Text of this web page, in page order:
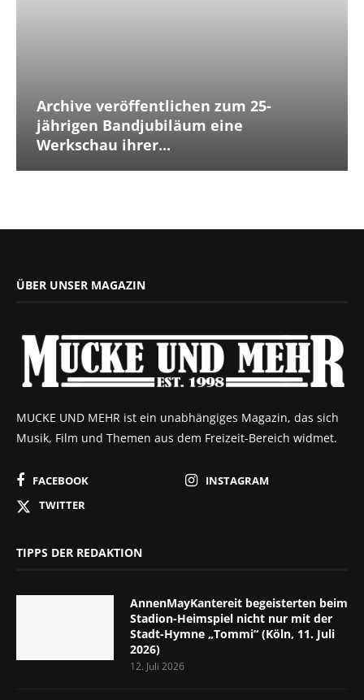
Archive veröffentlichen zum 25-
jährigen Bandjubiläum eine
Werkschau ihrer...
ÜBER UNSER MAGAZIN
MUCKE UND MEHR ist ein unabhängiges Magazin, das sich
Musik, Film und Themen aus dem Freizeit-Bereich widmet.
FACEBOOK
INSTAGRAM
TWITTER
TIPPS DER REDAKTION
AnnenMayKantereit begeisterten beim
Stadion-Heimspiel nicht nur mit der
Stadt-Hymne „Tommi“ (Köln, 11. Juli
2026)
12. Juli 2026